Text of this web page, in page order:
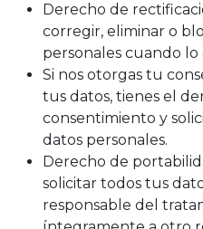
Derecho de
corregir, eliminar o
personales cuando lo
Si nos otorgas tu
tus datos, tienes el
consentimiento y
datos personales.
Derecho de
solicitar todos tus
responsable del